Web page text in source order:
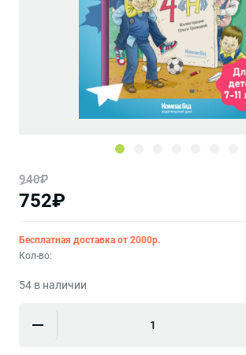
940₽
752₽
Бесплатная доставка от 2000р.
Кол-во:
54 в наличии